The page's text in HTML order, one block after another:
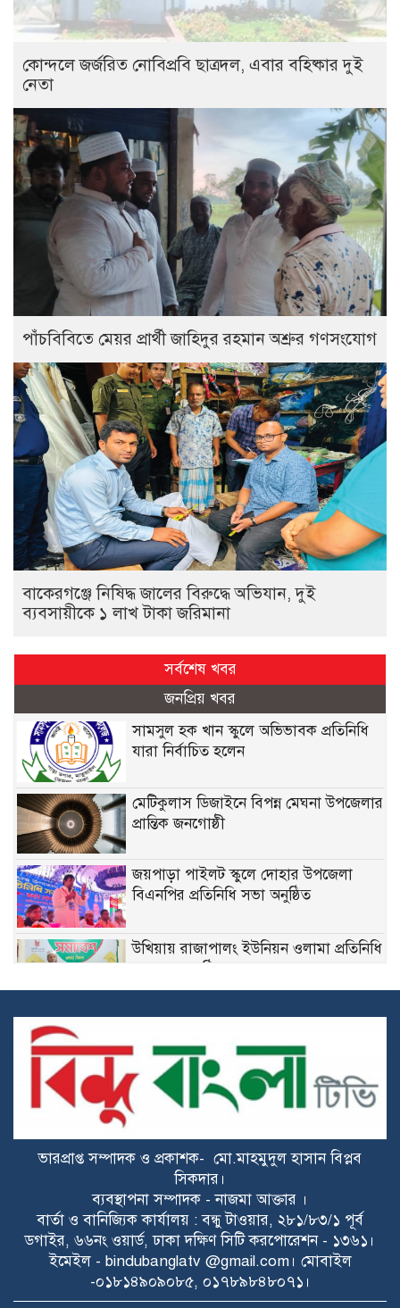
কোন্দলে জর্জরিত নোবিপ্রবি ছাত্রদল, এবার বহিষ্কার দুই
নেতা
পাঁচবিবিতে মেয়র প্রার্থী জাহিদুর রহমান অশ্রুর গণসংযোগ
বাকেরগঞ্জে নিষিদ্ধ জালের বিরুদ্ধে অভিযান, দুই
ব্যবসায়ীকে ১ লাখ টাকা জরিমানা
সর্বশেষ খবর
জনপ্রিয় খবর
সামসুল হক খান স্কুলে অভিভাবক প্রতিনিধি
যারা নির্বাচিত হলেন
মেটিকুলাস ডিজাইনে বিপন্ন মেঘনা উপজেলার
প্রান্তিক জনগোষ্ঠী
জয়পাড়া পাইলট স্কুলে দোহার উপজেলা
বিএনপির প্রতিনিধি সভা অনুষ্ঠিত
উখিয়ায় রাজাপালং ইউনিয়ন ওলামা প্রতিনিধি
কোন্দলে জর্জরিত নোবিপ্রবি ছাত্রদল, এবার
বহিষ্কার দুই নেতা
পাঁচবিবিতে মেয়র প্রার্থী জাহিদুর রহমান
অশ্রুর গণসংযোগ
বাকেরগঞ্জে নিষিদ্ধ জালের বিরুদ্ধে অভিযান,
দুই ব্যবসায়ীকে ১ লাখ টাকা জরিমানা
রাজশাহীতে পৃথক মাদকবিরোধী অভিযানে
নারীসহ ১৩ জন গ্রেপ্তার
ভারপ্রাপ্ত সম্পাদক ও প্রকাশক- মো.মাহমুদুল হাসান বিপ্লব
সিকদার।
ব্যবস্থাপনা সম্পাদক - নাজমা আক্তার ।
বার্তা ও বানিজ্যিক কার্যালয় : বন্ধু টাওয়ার, ২৮১/৮৩/১ পূর্ব
ডগাইর, ৬৬নং ওয়ার্ড, ঢাকা দক্ষিণ সিটি করপোরেশন - ১৩৬১।
ইমেইল - bindubanglatv @gmail.com। মোবাইল
-০১৮১৪৯০৯০৮৫, ০১৭৮৯৮৪৮০৭১।